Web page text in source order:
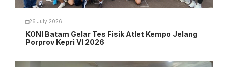
26 July 2026
KONI Batam Gelar Tes Fisik Atlet Kempo Jelang
Porprov Kepri VI 2026